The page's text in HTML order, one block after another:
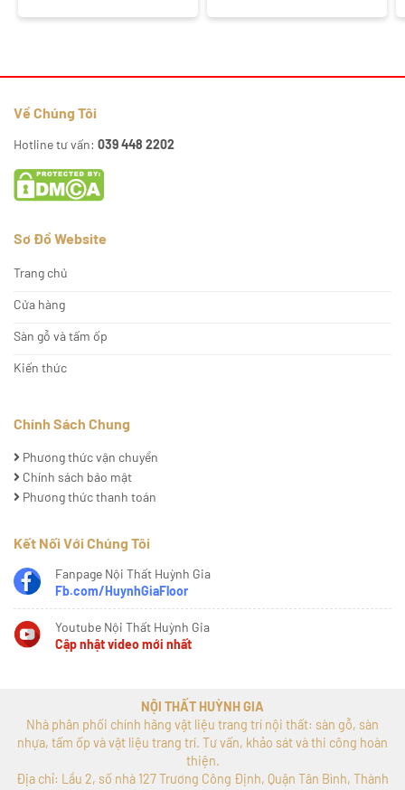
210.000₫.là: 210.000₫.là:
Về Chúng Tôi
Hotline tư vấn: 039 448 2202
Sơ Đồ Website
Trang chủ
Cửa hàng
Sàn gỗ và tấm ốp
Kiến thức
Chính Sách Chung
Phương thức vận chuyển
Chính sách bảo mật
Phương thức thanh toán
Kết Nối Với Chúng Tôi
Fanpage Nội Thất Huỳnh Gia
Fb.com/HuynhGiaFloor
Youtube Nội Thất Huỳnh Gia
Cập nhật video mới nhất
NỘI THẤT HUỲNH GIA
Nhà phân phối chính hãng vật liệu trang trí nội thất: sàn gỗ, sàn
nhựa, tấm ốp và vật liệu trang trí. Tư vấn, khảo sát và thi công hoàn
thiện.
Địa chỉ: Lầu 2, số nhà 127 Trương Công Định, Quận Tân Bình, Thành